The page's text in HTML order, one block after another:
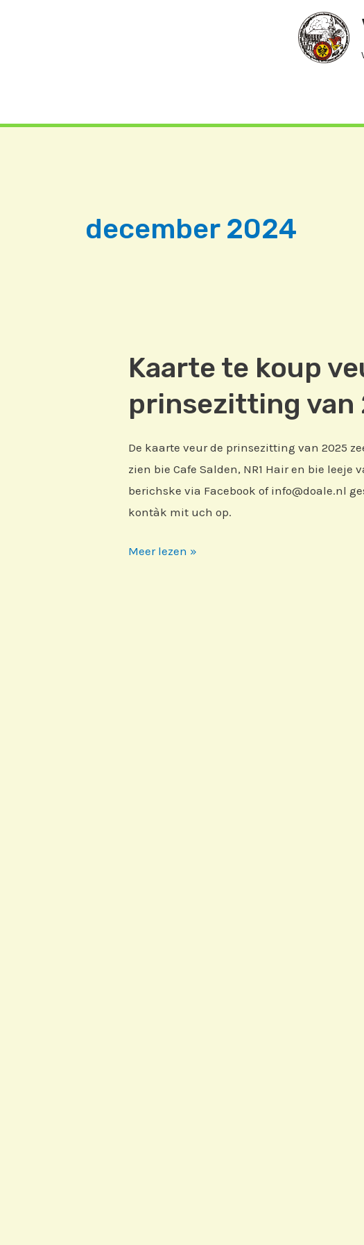
december 2024
Kaarte te koup
prinsezitting van
De kaarte veur de prinsezitting van 2025
zien bie Cafe Salden, NR1 Hair en bie leeje
berichske via Facebook of info@doale.nl
kontàk mit uch op.
Kaarte
Meer lezen »